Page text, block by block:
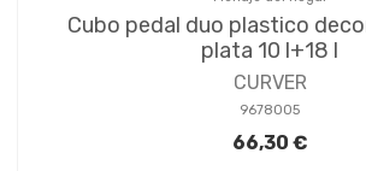
Cubo pedal duo plastico
plata 10 l+18 l
CURVER
9678005
66,30 €